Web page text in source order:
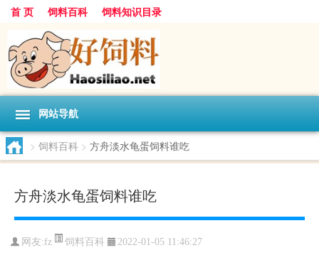
首 页 饲料百科 饲料知识目录
网站导航
> 饲料百科 > 方舟淡水龟蛋饲料谁吃
方舟淡水龟蛋饲料谁吃
网友:fz 饲料百科 2022-01-05 11:46:27